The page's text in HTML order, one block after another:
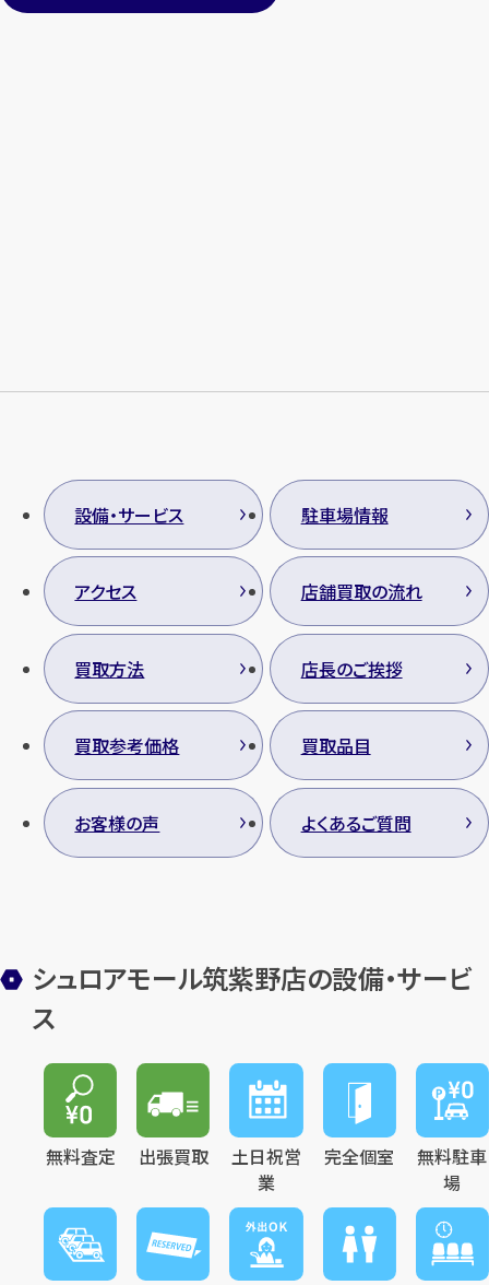
設備・サービス 駐車場情報
アクセス 店舗買取の流れ
買取方法 店長のご挨拶
買取参考価格 買取品目
お客様の声 よくあるご質問
シュロアモール筑紫野店の設備・サービ
ス
無料査定 出張買取
土日祝営
業
完全個室
無料駐車
場